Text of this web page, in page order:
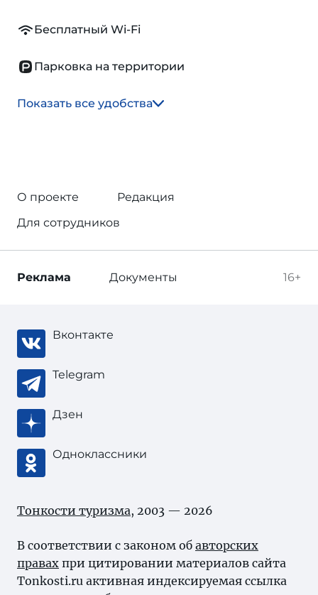
Бесплатный Wi-Fi
Парковка на территории
Показать все удобства
О проекте
Редакция
Для сотрудников
16+
Реклама Документы
Вконтакте
Telegram
Дзен
Одноклассники
Тонкости туризма, 2003 — 2026
В соответствии с законом об авторских
правах при цитировании материалов сайта
Tonkosti.ru активная индексируемая ссылка